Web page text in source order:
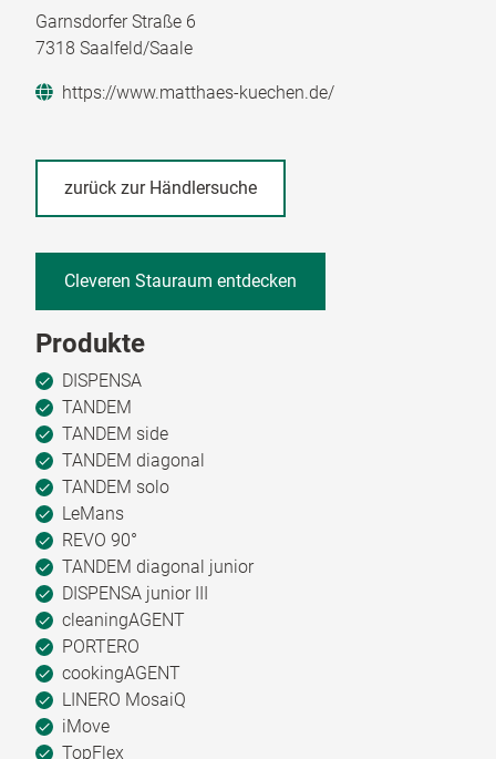
Garnsdorfer Straße 6
7318 Saalfeld/Saale
https://www.matthaes-kuechen.de/
zurück zur Händlersuche
Cleveren Stauraum entdecken
Produkte
DISPENSA
TANDEM
TANDEM side
TANDEM diagonal
TANDEM solo
LeMans
REVO 90°
TANDEM diagonal junior
DISPENSA junior III
cleaningAGENT
PORTERO
cookingAGENT
LINERO MosaiQ
iMove
TopFlex